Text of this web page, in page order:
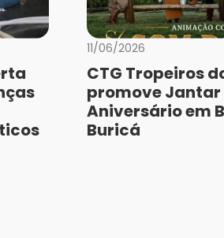
11/06/2026
CTG Tropeiros
promove Jantar
Aniversário em
Buricá